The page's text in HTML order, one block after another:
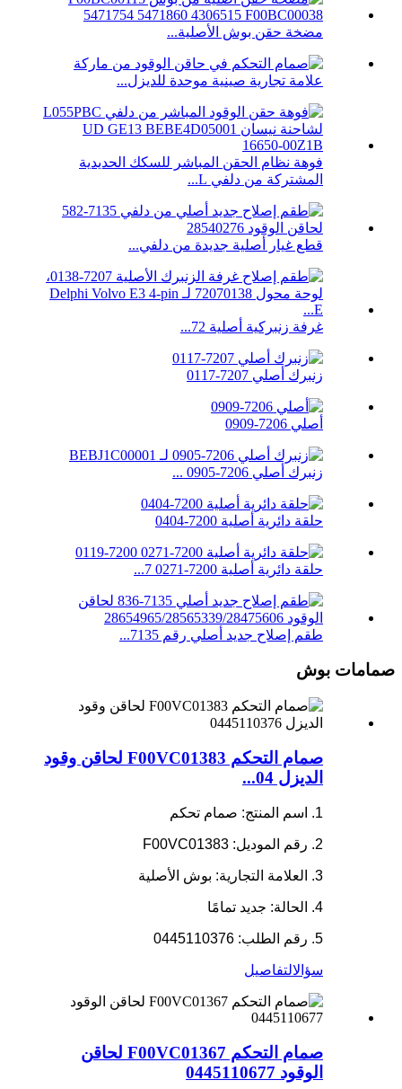
مضخة حقن بوش الأصلية...
علامة تجارية صينية موحدة للديزل...
فوهة نظام الحقن المباشر للسكك الحديدية
المشتركة من دلفي L...
قطع غيار أصلية جديدة من دلفي...
غرفة زنبركية أصلية 72...
زنبرك أصلي 7207-0117
أصلي 7206-0909
زنبرك أصلي 7206-0905 ...
حلقة دائرية أصلية 7200-0404
حلقة دائرية أصلية 7200-0271 7...
طقم إصلاح جديد أصلي رقم 7135...
صمامات بوش
صمام التحكم F00VC01383 لحاقن وقود
الديزل 04...
1. اسم المنتج: صمام تحكم
2. رقم الموديل: F00VC01383
3. العلامة التجارية: بوش الأصلية
4. الحالة: جديد تمامًا
5. رقم الطلب: 0445110376
سؤالالتفاصيل
صمام التحكم F00VC01367 لحاقن
الوقود 0445110677